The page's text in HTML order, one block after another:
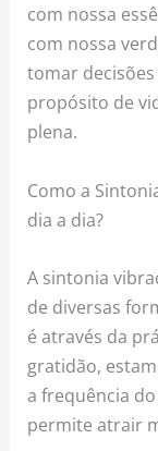
com nossa
com nossa
tomar
propósito de
plena.
Como a
dia a dia?
A sintonia
de diversas
é através da
gratidão,
a frequência
permite atrair